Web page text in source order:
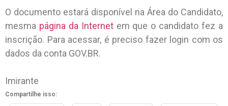
O documento estará disponível na Área do Candidato,
mesma página da Internetem que o candidato fez a
inscrição. Para acessar, é preciso fazer login com os
dados da conta GOV.BR.
Imirante
Compartilhe isso: